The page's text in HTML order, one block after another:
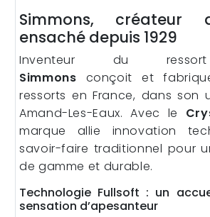
Simmons, créateur
ensaché depuis 1929
Inventeur du
Simmons conçoit et
ressorts en France, dans son
Amand-Les-Eaux. Avec le
marque allie innovation
savoir-faire traditionnel pour
de gamme et durable.
Technologie Fullsoft : un
sensation d’apesanteur